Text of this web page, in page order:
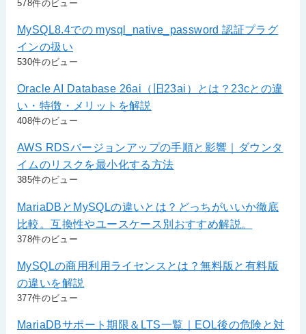
578件のビュー
MySQL8.4での mysql_native_password 認証プラグ
インの扱い
530件のビュー
Oracle AI Database 26ai（旧23ai）とは？23cとの違
い・特徴・メリットを解説
408件のビュー
AWS RDSバージョンアップの手順と影響｜ダウンタ
イムのリスクを最小化する方法
385件のビュー
MariaDBとMySQLの違いとは？どっちがいいか徹底
比較。互換性やユースケース別おすすめ解説。
378件のビュー
MySQLの商用利用ライセンスとは？無料版と有料版
の違いを解説
377件のビュー
MariaDBサポート期限＆LTS一覧｜EOL後の危険と対